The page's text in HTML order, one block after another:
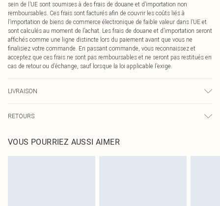
sein de l’UE sont soumises à des frais de douane et d’importation non
remboursables. Ces frais sont facturés afin de couvrir les coûts liés à
l’importation de biens de commerce électronique de faible valeur dans l’UE et
sont calculés au moment de l’achat. Les frais de douane et d’importation seront
affichés comme une ligne distincte lors du paiement avant que vous ne
finalisiez votre commande. En passant commande, vous reconnaissez et
acceptez que ces frais ne sont pas remboursables et ne seront pas restitués en
cas de retour ou d’échange, sauf lorsque la loi applicable l’exige.
LIVRAISON
Livraison express France
Jusqu'à 2-3 jours ouvrables
RETOURS
pour nous retourner un article.
Veuillez noter que nous ne pouvons pas rembourser les masques tendance, les
VOUS POURRIEZ AUSSI AIMER